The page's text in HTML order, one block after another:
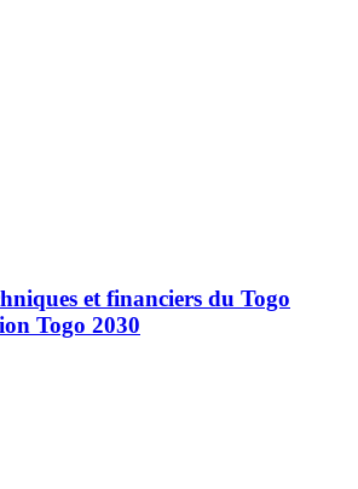
et financiers du Togo
Togo 2030